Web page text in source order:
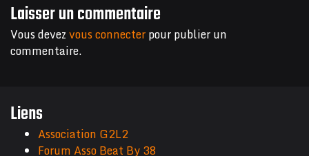
Laisser un commentaire
Vous devezvous connecterpour publier un
commentaire.
Liens
Association G2L2
Forum Asso Beat By 38